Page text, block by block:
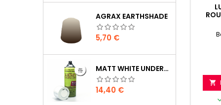
AGRAX EARTHSHADE
Preis
5,70 €
MATT WHITE UNDERCOAT
Preis
14,40 €
